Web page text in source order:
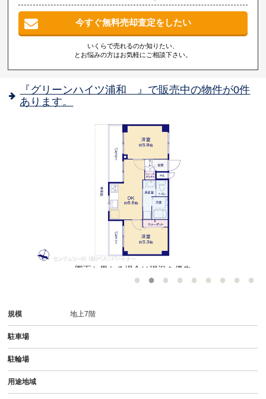
今すぐ無料売却査定をしたい
いくらで売れるのか知りたい、
とお悩みの方はお気軽にご相談下さい。
『グリーンハイツ浦和 』で販売中の物件が0件
あります。
図面と異なる場合は現況を優先
規模 地上7階
駐車場
駐輪場
用途地域